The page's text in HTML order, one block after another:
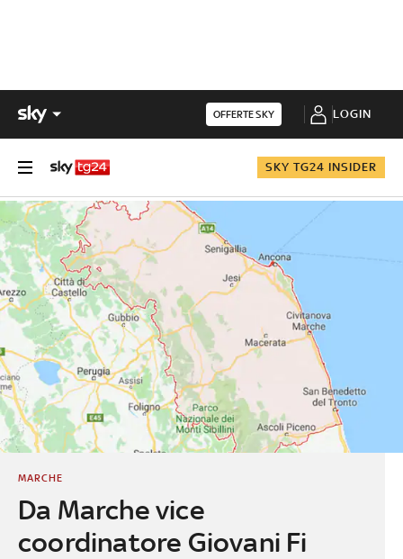
OFFERTE SKY LOGIN
SKY TG24 INSIDER
Da Marche vice
coordinatore Giovani Fi
MARCHE